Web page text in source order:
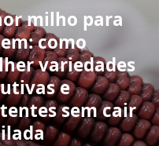
milho para
como
variedades
e
sem cair